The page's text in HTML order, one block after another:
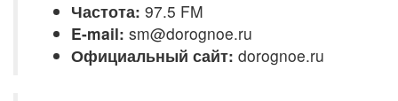
Частота: 97.5 FM
E-mail: sm@dorognoe.ru
Официальный сайт: dorognoe.ru